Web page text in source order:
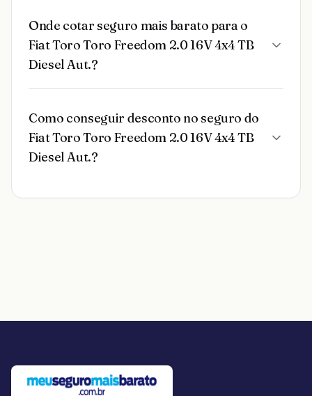
Onde cotar seguro mais barato para o
Fiat Toro Toro Freedom 2.0 16V 4x4 TB
Diesel Aut.?
Como conseguir desconto no seguro do
Fiat Toro Toro Freedom 2.0 16V 4x4 TB
Diesel Aut.?